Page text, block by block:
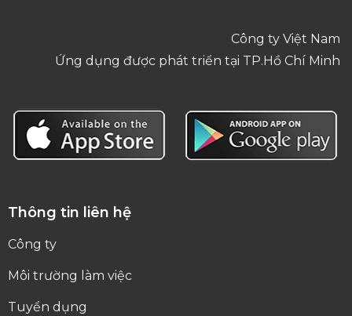
Công ty Việt Nam
Ứng dụng được phát triển tại TP.Hồ Chí Minh
Thông tin liên hệ
Công ty
Môi trường làm việc
Tuyển dụng